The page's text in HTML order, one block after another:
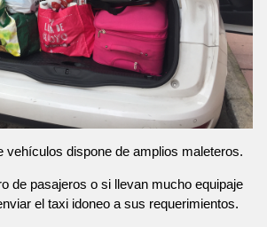
vehículos dispone de amplios maleteros.
de pasajeros o si llevan mucho equipaje
el taxi idoneo a sus requerimientos.